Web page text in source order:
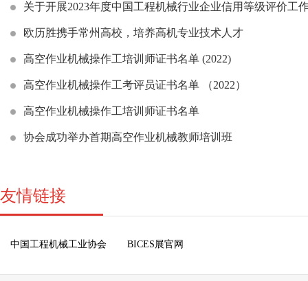
关于开展2023年度中国工程机械行业企业信用等级评价工
欧历胜携手常州高校，培养高机专业技术人才
高空作业机械操作工培训师证书名单 (2022)
高空作业机械操作工考评员证书名单 （2022）
高空作业机械操作工培训师证书名单
协会成功举办首期高空作业机械教师培训班
友情链接
中国工程机械工业协会 BICES展官网